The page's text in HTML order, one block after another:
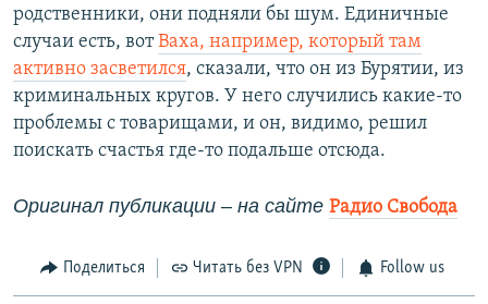
родственники, они подняли бы шум. Единичные
случаи есть, вотВаха, например, который там
активно засветился, сказали, что он из Бурятии, из
криминальных кругов. У него случились какие-то
проблемы с товарищами, и он, видимо, решил
поискать счастья где-то подальше отсюда.
Оригинал публикации – на сайте Радио Свобода
Поделиться Читать без VPN Follow us